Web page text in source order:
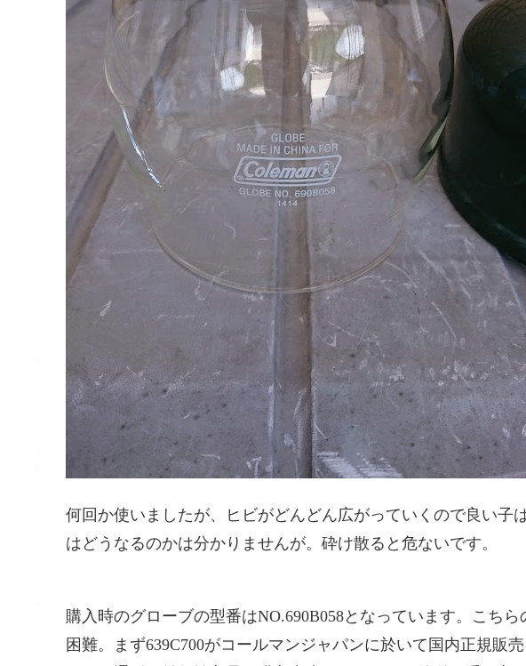
何回か使いましたが、ヒビがどんどん広がっていくので良い子
はどうなるのかは分かりませんが。砕け散ると危ないです。
購入時のグローブの型番はNO.690B058となっています。こち
困難。まず639C700がコールマンジャパンに於いて国内正規販